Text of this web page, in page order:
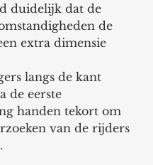
duidelijk dat de
de
extra dimensie
langs de kant
de eerste
handen tekort om
van de rijders